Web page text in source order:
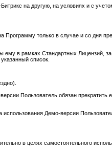
на другую, на условиях и с
Программу только в случае и со дня
ему в рамках Стандартных Лицензий,
список.
Пользователь обязан прекратить
Демо-версии
в целях самостоятельного